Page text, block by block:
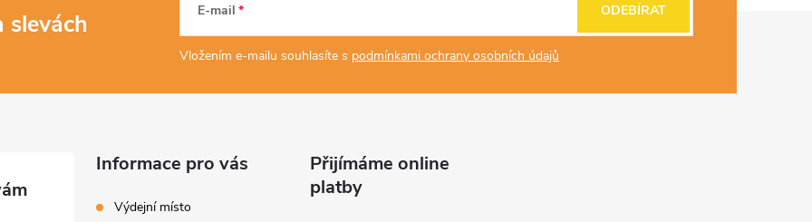
slevách E-mail
Vložením e-mailu souhlasíte s podmínkami ochrany osobních údajů
ODEBÍRAT
Informace pro vás
Výdejní místo
Přijímáme online
platby